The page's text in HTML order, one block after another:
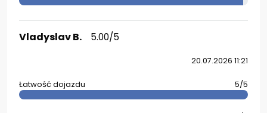
Vladyslav B. 5.00/5
20.07.2026 11:21
Łatwość dojazdu 5/5